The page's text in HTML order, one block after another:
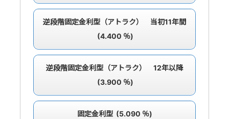
逆段階固定金利型（アトラク） 当初11年間
(4.400 ％)
逆段階固定金利型（アトラク） 12年以降
(3.900 ％)
固定金利型 (5.090 ％)